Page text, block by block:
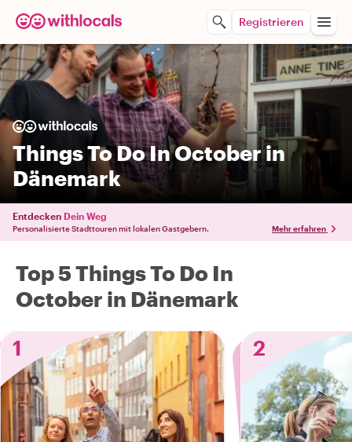
Registrieren
Things To Do In October in
Dänemark
Entdecken Dein Weg
Personalisierte Stadttouren mit lokalen Gastgebern. Mehr erfahren
Top 5 Things To Do In
October in Dänemark
1
2